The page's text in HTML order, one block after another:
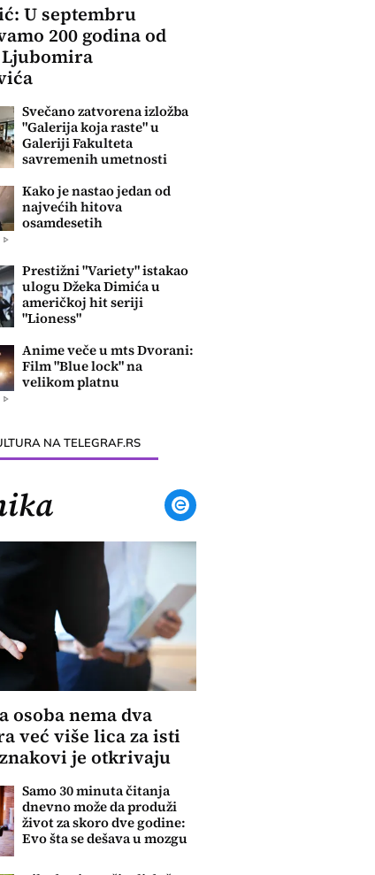
U septembru
200 godina od
Svečano zatvorena izložba
"Galerija koja raste" u
Galeriji Fakulteta
savremenih umetnosti
Kako je nastao jedan od
najvećih hitova
osamdesetih
Prestižni "Variety" istakao
ulogu Džeka Dimića u
američkoj hit seriji
"Lioness"
Anime veče u mts Dvorani:
Film "Blue lock" na
velikom platnu
NA TELEGRAF.RS
osoba nema dva
već više lica za isti
je otkrivaju
Samo 30 minuta čitanja
dnevno može da produži
život za skoro dve godine:
Evo šta se dešava u mozgu